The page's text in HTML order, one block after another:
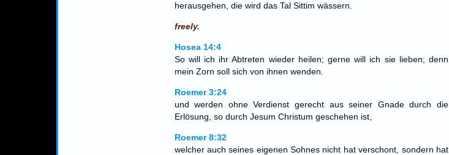
herausgehen, die wird das Tal Sittim wässern.
freely.
Hosea 14:4
So will ich ihr Abtreten wieder heilen; gerne will ich sie lieben; denn
mein Zorn soll sich von ihnen wenden.
Roemer 3:24
und werden ohne Verdienst gerecht aus seiner Gnade durch die
Erlösung, so durch Jesum Christum geschehen ist,
Roemer 8:32
welcher auch seines eigenen Sohnes nicht hat verschont, sondern hat